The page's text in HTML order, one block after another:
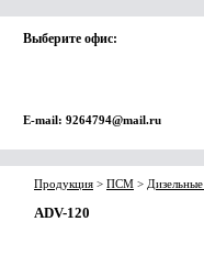
Выберите офис:
E-mail: 9264794@mail.ru
Продукция > ПСМ >
ADV-120